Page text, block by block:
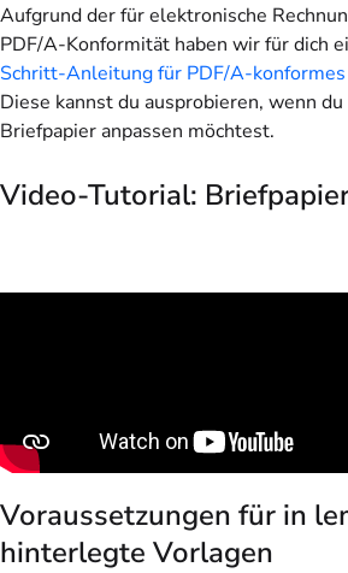
Aufgrund der für elektronische
PDF/A-Konformität haben wir für dich
Schritt-Anleitung für PDF/A-
Diese kannst du ausprobieren, wenn
Briefpapier anpassen möchtest.
Video-Tutorial:
Voraussetzungen für in
hinterlegte Vorlagen